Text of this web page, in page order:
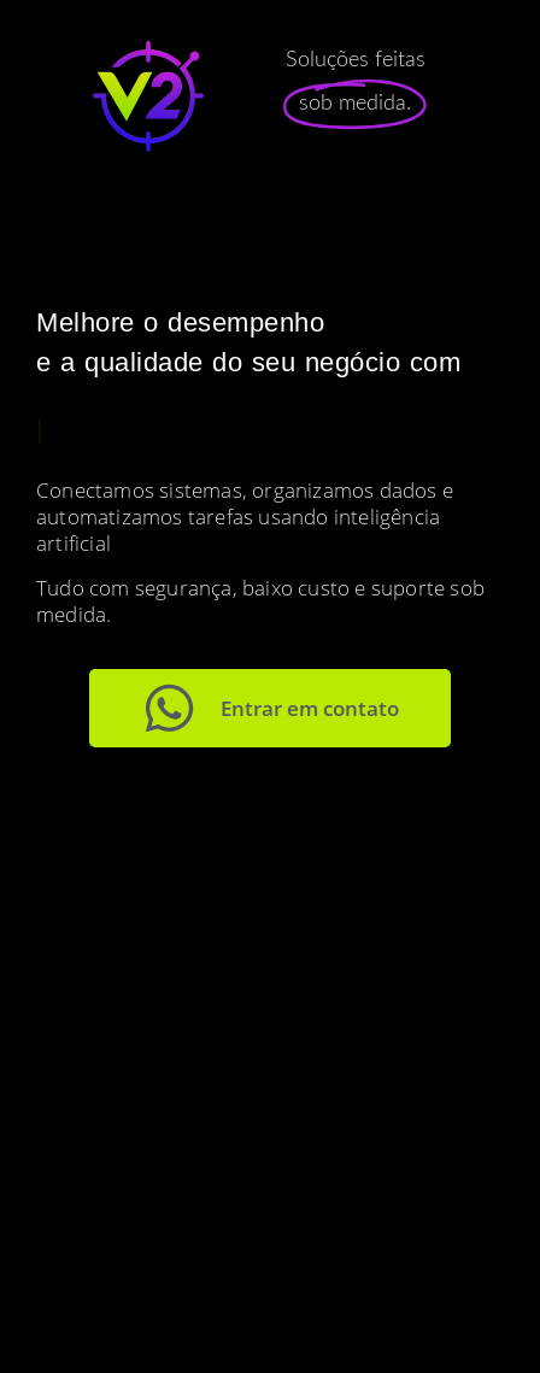
Soluções feitas
sob medida.
Melhore o desempenho
e a qualidade do seu negócio com
Conectamos sistemas, organizamos dados e
automatizamos tarefas usando inteligência
artificial
Tudo com segurança, baixo custo e suporte sob
medida.
Entrar em contato